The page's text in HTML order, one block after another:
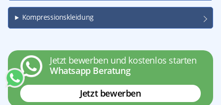
Kompressionskleidung
Jetzt bewerben und kostenlos starten
Whatsapp Beratung
Jetzt bewerben